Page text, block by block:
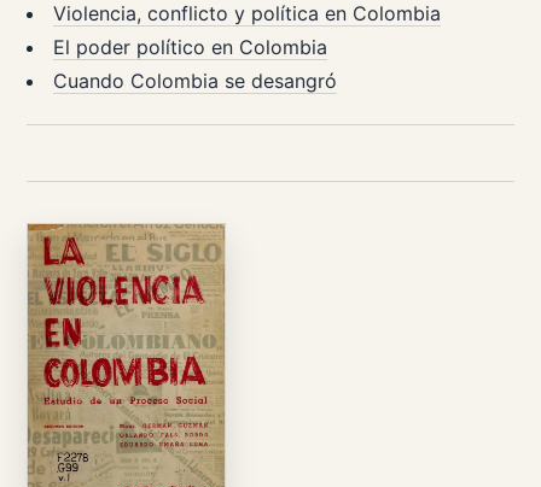
Violencia, conflicto y política en Colombia
El poder político en Colombia
Cuando Colombia se desangró